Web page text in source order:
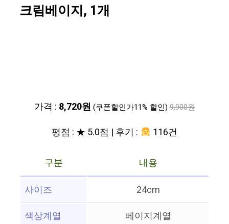
크림베이지, 1개
가격 : 8,720원 (쿠폰할인가11% 할인) 9,900원
평점 : ★ 5.0점 | 후기 : 116건
구분
내용
사이즈
24cm
색상계열
베이지계열